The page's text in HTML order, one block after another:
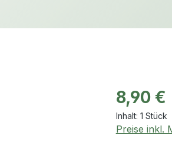
Regulärer
8,90 €
Inhalt: 1 Stück
Preise inkl.